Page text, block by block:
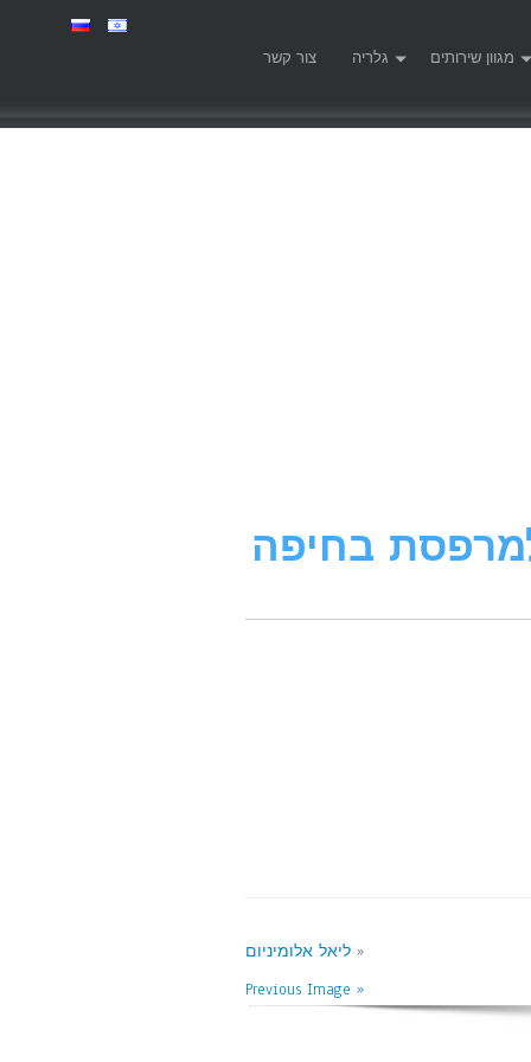
צור קשר גלריה מגוון שירותים
בחיפה
« ליאל אלומיניום
« Previous Image